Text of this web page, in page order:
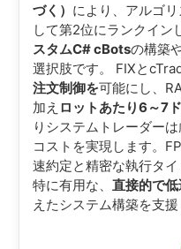
づく） により、アルゴ
して第2位にランクイ
スタムC# cBotsの構築
選択肢です。 FIXと
注文制御を可能にし、
加え ロットあたり6～7
りシステムトレーダー
コストを実現します。
速約定と精密な執行タ
特に有用な、 直接的で
えたシステム構築を支援